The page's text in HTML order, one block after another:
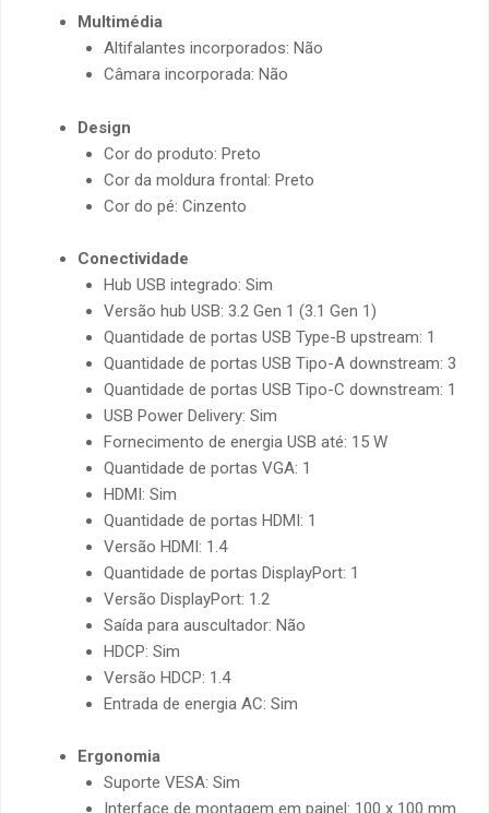
Multimédia
Altifalantes incorporados: Não
Câmara incorporada: Não
Design
Cor do produto: Preto
Cor da moldura frontal: Preto
Cor do pé: Cinzento
Conectividade
Hub USB integrado: Sim
Versão hub USB: 3.2 Gen 1 (3.1 Gen 1)
Quantidade de portas USB Type-B upstream: 1
Quantidade de portas USB Tipo-A downstream: 3
Quantidade de portas USB Tipo-C downstream: 1
USB Power Delivery: Sim
Fornecimento de energia USB até: 15 W
Quantidade de portas VGA: 1
HDMI: Sim
Quantidade de portas HDMI: 1
Versão HDMI: 1.4
Quantidade de portas DisplayPort: 1
Versão DisplayPort: 1.2
Saída para auscultador: Não
HDCP: Sim
Versão HDCP: 1.4
Entrada de energia AC: Sim
Ergonomia
Suporte VESA: Sim
Interface de montagem em painel: 100 x 100 mm